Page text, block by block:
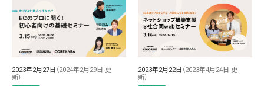
2023年2月27日 （2024年2月29日 更
新）
2023年2月22日 （2023年4月24日 更
新）